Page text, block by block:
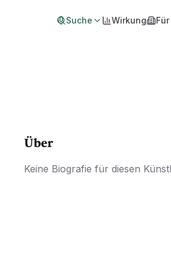
Suche Wirkung
Über
Keine Biografie für diesen